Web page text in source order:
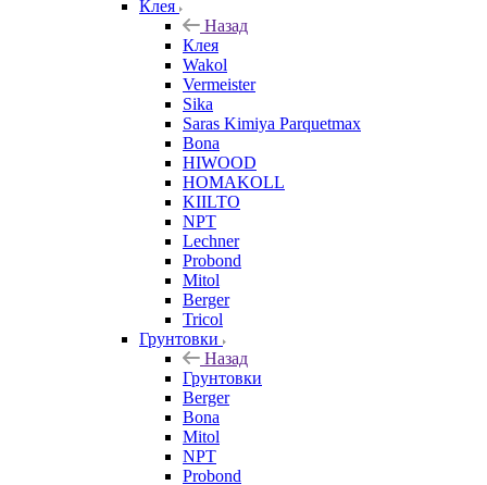
Клея
Назад
Клея
Wakol
Vermeister
Sika
Saras Kimiya Parquetmax
Bona
HIWOOD
HOMAKOLL
KIILTO
NPT
Lechner
Probond
Mitol
Berger
Tricol
Грунтовки
Назад
Грунтовки
Berger
Bona
Mitol
NPT
Probond